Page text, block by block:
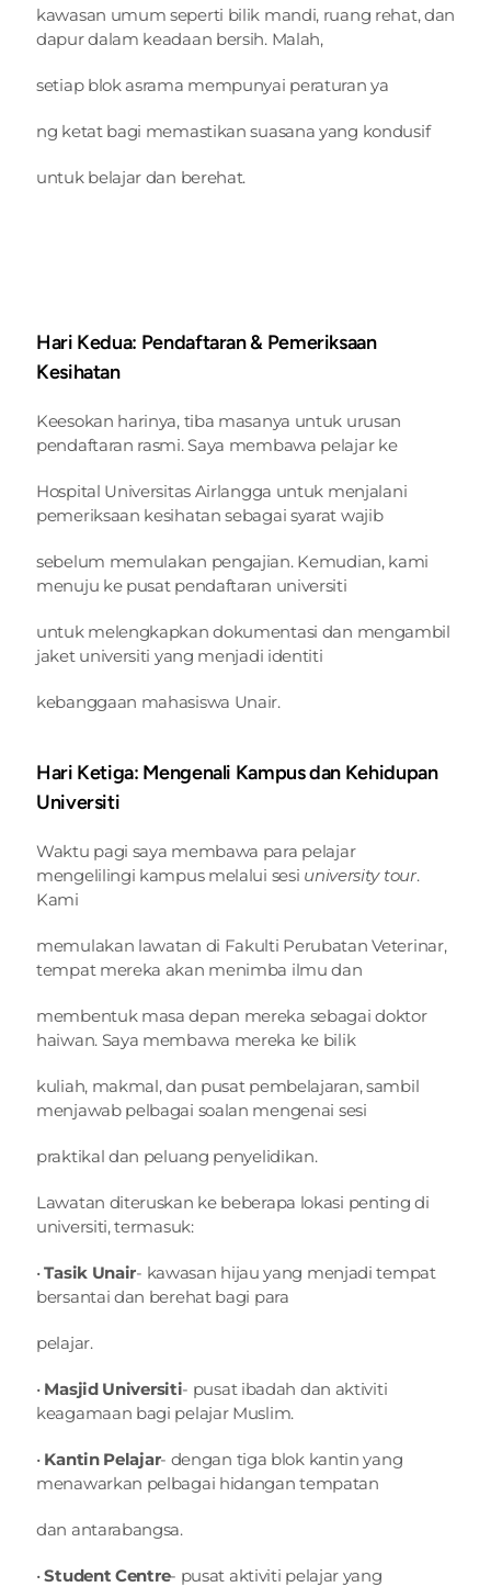
kawasan umum seperti bilik mandi, ruang rehat, dan
dapur dalam keadaan bersih. Malah,
setiap blok asrama mempunyai peraturan ya
ng ketat bagi memastikan suasana yang kondusif
untuk belajar dan berehat.
Hari Kedua: Pendaftaran & Pemeriksaan
Kesihatan
Keesokan harinya, tiba masanya untuk urusan
pendaftaran rasmi. Saya membawa pelajar ke
Hospital Universitas Airlangga untuk menjalani
pemeriksaan kesihatan sebagai syarat wajib
sebelum memulakan pengajian. Kemudian, kami
menuju ke pusat pendaftaran universiti
untuk melengkapkan dokumentasi dan mengambil
jaket universiti yang menjadi identiti
kebanggaan mahasiswa Unair.
Hari Ketiga: Mengenali Kampus dan Kehidupan
Universiti
Waktu pagi saya membawa para pelajar
mengelilingi kampus melalui sesi university tour.
Kami
memulakan lawatan di Fakulti Perubatan Veterinar,
tempat mereka akan menimba ilmu dan
membentuk masa depan mereka sebagai doktor
haiwan. Saya membawa mereka ke bilik
kuliah, makmal, dan pusat pembelajaran, sambil
menjawab pelbagai soalan mengenai sesi
praktikal dan peluang penyelidikan.
Lawatan diteruskan ke beberapa lokasi penting di
universiti, termasuk:
• Tasik Unair- kawasan hijau yang menjadi tempat
bersantai dan berehat bagi para
pelajar.
• Masjid Universiti- pusat ibadah dan aktiviti
keagamaan bagi pelajar Muslim.
• Kantin Pelajar- dengan tiga blok kantin yang
menawarkan pelbagai hidangan tempatan
dan antarabangsa.
• Student Centre- pusat aktiviti pelajar yang